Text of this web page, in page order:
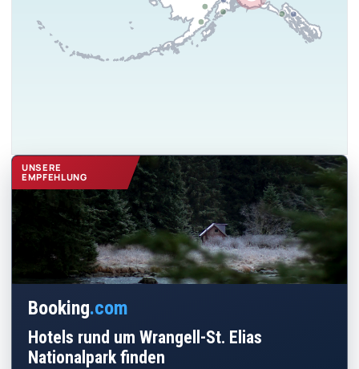
UNSERE
EMPFEHLUNG
Booking.com
Hotels rund um Wrangell-St. Elias
Nationalpark finden